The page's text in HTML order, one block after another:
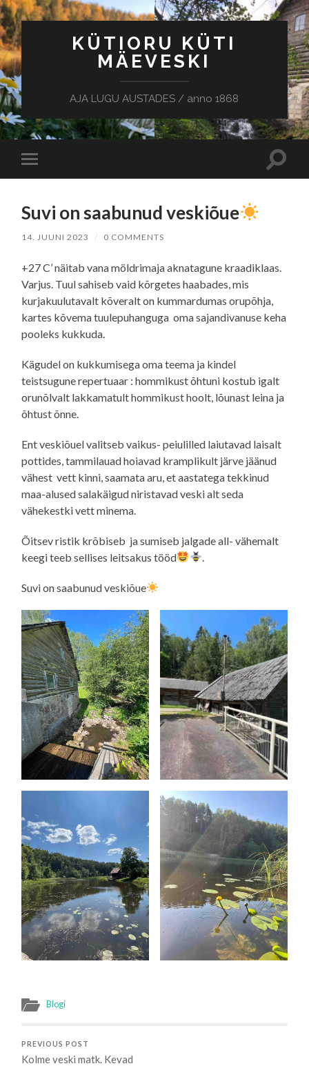
KÜTIORU KÜTI
MÄEVESKI
AJA LUGU AUSTADES / anno 1868
Toggle
mobile
Toggle
Suvi on saabunud veskiõue
14. JUUNI 2023 / 0 COMMENTS
+27 C’ näitab vana möldrimaja aknatagune kraadiklaas.
Varjus. Tuul sahiseb vaid kõrgetes haabades, mis
kurjakuulutavalt kõveralt on kummardumas orupõhja,
kartes kõvema tuulepuhanguga oma sajandivanuse keha
pooleks kukkuda.
Kägudel on kukkumisega oma teema ja kindel
teistsugune repertuaar : hommikust õhtuni kostub igalt
orunõlvalt lakkamatult hommikust hoolt, lõunast leina ja
õhtust õnne.
Ent veskiõuel valitseb vaikus- peiulilled laiutavad laisalt
pottides, tammilauad hoiavad kramplikult järve jäänud
vähest vett kinni, saamata aru, et aastatega tekkinud
maa-alused salakäigud niristavad veski alt seda
vähekestki vett minema.
Õitsev ristik krõbiseb ja sumiseb jalgade all- vähemalt
keegi teeb sellises leitsakus tööd
Suvi on saabunud veskiõue
Blogi
PREVIOUS POST
Kolme veski matk. Kevad